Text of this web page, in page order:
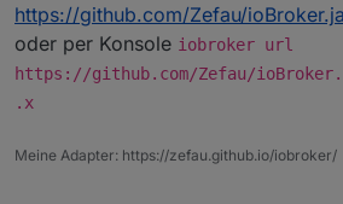
wirklich ?
ich kann die noch nicht
https://github.com/Zefau/
oder per Konsole iobroker url
https://github.com/Zefau/
.x
Meine Adapter: https://zefau.github.io/iobroker/